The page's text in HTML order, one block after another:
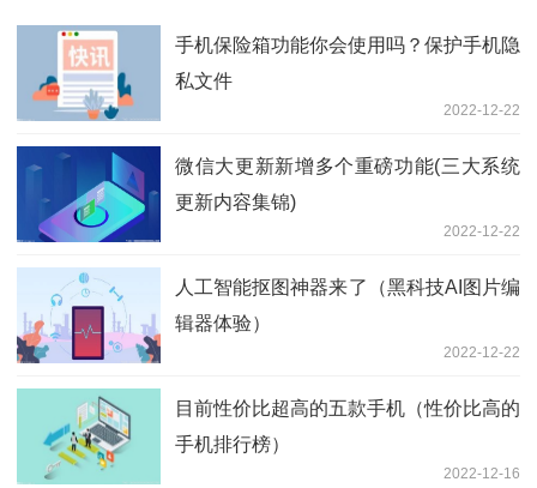
手机保险箱功能你会使用吗？保护手机隐
私文件
2022-12-22
微信大更新新增多个重磅功能(三大系统
更新内容集锦)
2022-12-22
人工智能抠图神器来了（黑科技AI图片编
辑器体验）
2022-12-22
目前性价比超高的五款手机（性价比高的
手机排行榜）
2022-12-16